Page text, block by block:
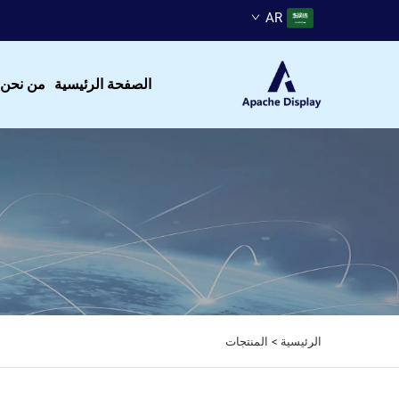
AR
الصفحة الرئيسية من نحن
الرئيسية > المنتجات